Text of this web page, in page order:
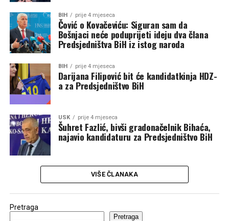
BIH prije 4 mjeseca
Čović o Kovačeviću: Siguran sam da
Bošnjaci neće poduprijeti ideju dva člana
Predsjedništva BiH iz istog naroda
BIH prije 4 mjeseca
Darijana Filipović bit će kandidatkinja HDZ-
a za Predsjedništvo BiH
USK prije 4 mjeseca
Šuhret Fazlić, bivši gradonačelnik Bihaća,
najavio kandidaturu za Predsjedništvo BiH
VIŠE ČLANAKA
Pretraga
Pretraga